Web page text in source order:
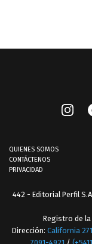
QUIENES SOMOS
CONTÁCTENOS
PRIVACIDAD
442 - Editorial Perfil
Registro de
Dirección: California